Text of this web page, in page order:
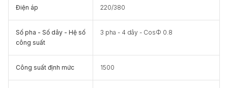
Điện áp 220/380
Số pha - Số dây - Hệ số
công suất
3 pha - 4 dây - CosΦ 0.8
Công suất định mức 1500